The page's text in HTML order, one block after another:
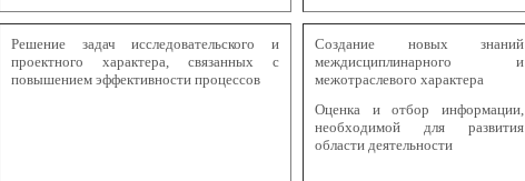
Решение задач исследовательского и
проектного характера, связанных с
повышением эффективности процессов
Создание новых знаний
междисциплинарного и
межотраслевого характера
Оценка и отбор информации,
необходимой для развития
области деятельности